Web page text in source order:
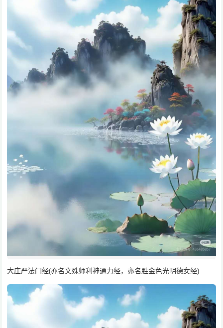
大庄严法门经(亦名文殊师利神通力经，亦名胜金色光明德女经)